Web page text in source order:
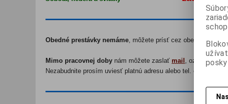
Obedné prestávky nemáme, môžete prísť cez obed.
Mimo pracovnej doby nám môžete zaslať mail , ozveme sa
Nezabudnite prosím uviesť platnú adresu alebo tel. číslo pre